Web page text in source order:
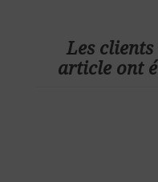
Les
article ont